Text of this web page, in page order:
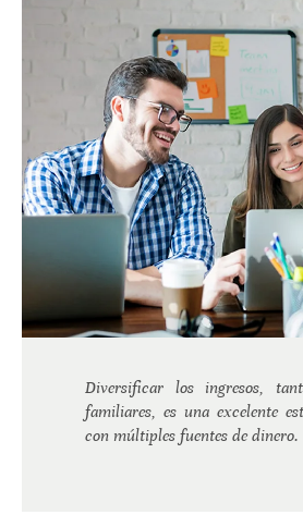
Diversificar los ingresos,
familiares, es una excelente
con múltiples fuentes de dinero.